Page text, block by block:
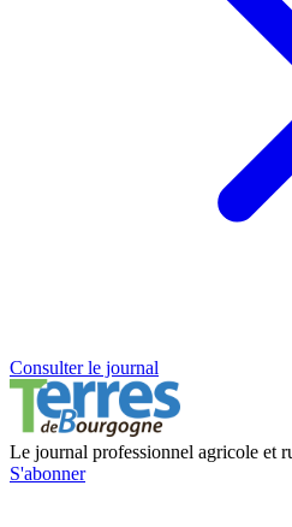
Consulter le journal
Le journal professionnel agricole et
S'abonner